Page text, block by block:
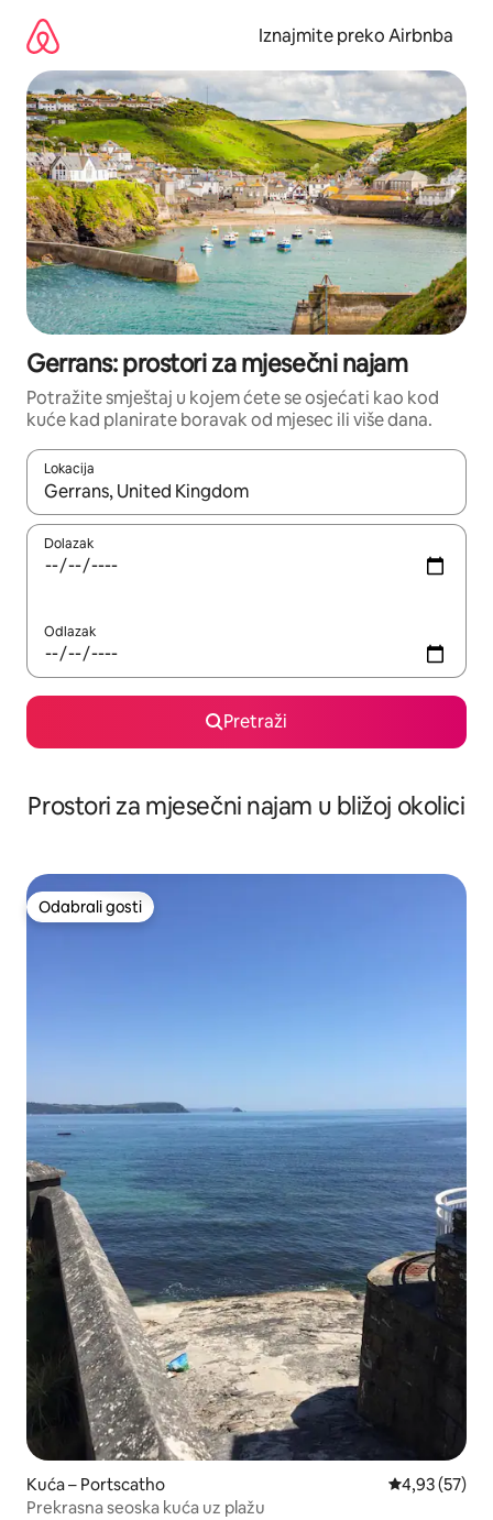
sadržaj
Iznajmite preko Airbnba
Gerrans: prostori za mjesečni najam
Potražite smještaj u kojem ćete se osjećati kao kod
kuće kad planirate boravak od mjesec ili više dana.
Lokacija
Kada budu dostupni rezultati, moći ćete ih pregledati
Dolazak
Odlazak
Pretraži
Prostori za mjesečni najam u bližoj okolici
Odabrali gosti
Odabrali gosti
Kuća – Portscatho Prosječna
4,93 (57)
Prekrasna seoska kuća uz plažu